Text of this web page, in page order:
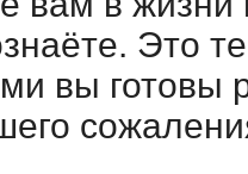
Это
вы готовы